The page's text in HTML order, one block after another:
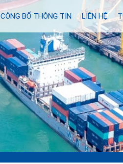
CÔNG BỐ THÔNG TIN LIÊN HỆ